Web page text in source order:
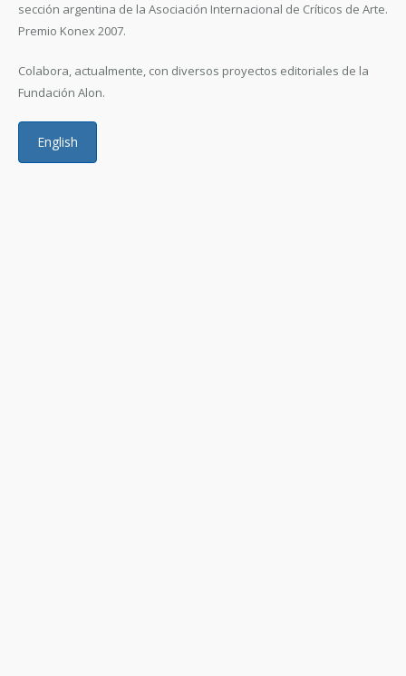
sección argentina de la Asociación Internacional de Críticos de Arte.
Premio Konex 2007.
Colabora, actualmente, con diversos proyectos editoriales de la
Fundación Alon.
English